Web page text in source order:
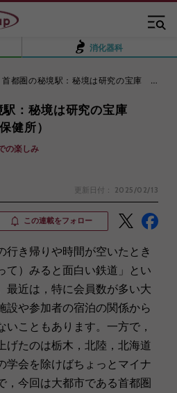
消化器科
の秘境駅：秘境は研究の宝庫 中村 好一（宇都宮市保健所）
：秘境は研究の宝庫
健所）
の楽しみ
更新日付： 2025/02/13
この連載をフォロー
行き帰りや時間が空いたとき
て）みると面白い鉄道」とい
最近は，特に会員数が多い大
設や参加者の宿泊の関係から
いこともあります。一方で，
げたのは栃木，北陸，北海道
学会を除けばちょっとマイナ
，今回は大都市である首都圏